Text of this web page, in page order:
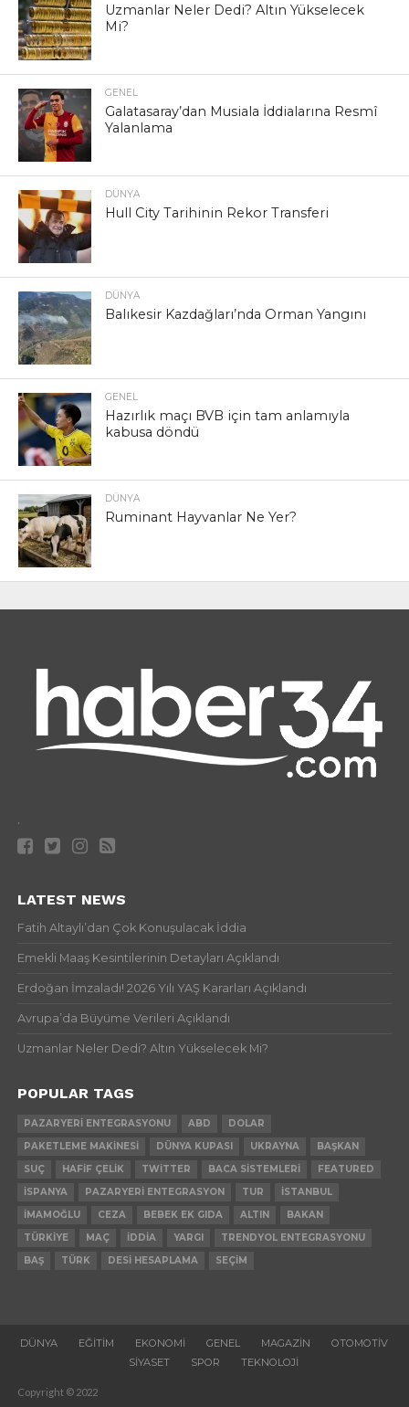
Uzmanlar Neler Dedi? Altın Yükselecek
Mi?
GENEL
Galatasaray’dan Musiala İddialarına Resmî
Yalanlama
DÜNYA
Hull City Tarihinin Rekor Transferi
DÜNYA
Balıkesir Kazdağları’nda Orman Yangını
GENEL
Hazırlık maçı BVB için tam anlamıyla
kabusa döndü
DÜNYA
Ruminant Hayvanlar Ne Yer?
.
LATEST NEWS
Fatih Altaylı’dan Çok Konuşulacak İddia
Emekli Maaş Kesintilerinin Detayları Açıklandı
Erdoğan İmzaladı! 2026 Yılı YAŞ Kararları Açıklandı
Avrupa’da Büyüme Verileri Açıklandı
Uzmanlar Neler Dedi? Altın Yükselecek Mi?
POPULAR TAGS
PAZARYERI ENTEGRASYONU ABD
DOLAR
PAKETLEME MAKINESI
DÜNYA KUPASI UKRAYNA
BAŞKAN
SUÇ
HAFIF ÇELIK TWITTER BACA SISTEMLERI
FEATURED
İSPANYA
PAZARYERI ENTEGRASYON TUR
İSTANBUL
İMAMOĞLU
CEZA BEBEK EK GIDA ALTIN
BAKAN
TÜRKIYE
MAÇ İDDIA YARGI
TRENDYOL ENTEGRASYONU
BAŞ
TÜRK DESI HESAPLAMA SEÇIM
DÜNYA EĞITIM EKONOMI GENEL MAGAZIN
OTOMOTIV
SIYASET
SPOR TEKNOLOJI
Copyright © 2022